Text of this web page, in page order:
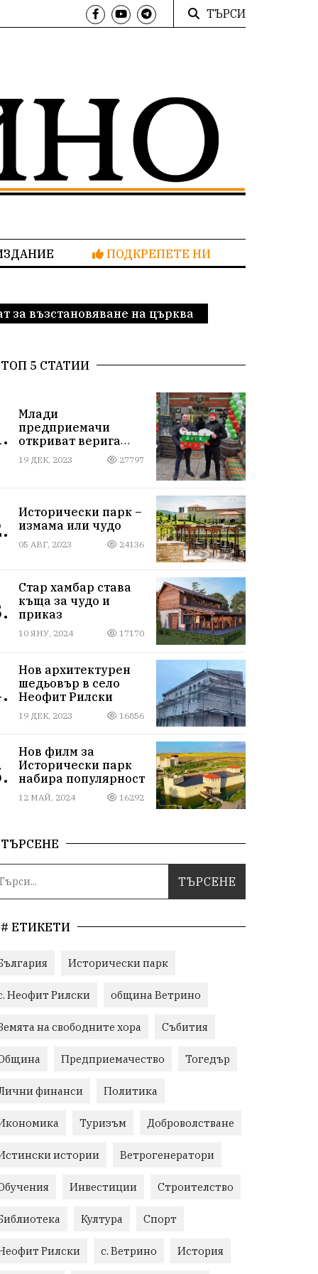
ТЪРСИ
ПОДКРЕПЕТЕ НИ
за възстановяване на църква
ТОП 5 СТАТИИ
Млади
предприемачи
откриват верига
магазини за
български стоки
19 ДЕК, 2023 27797
Исторически парк –
измама или чудо
05 АВГ, 2023 24136
Стар хамбар става
къща за чудо и
приказ
10 ЯНУ, 2024 17170
Нов архитектурен
шедьовър в село
Неофит Рилски
19 ДЕК, 2023 16856
Нов филм за
Исторически парк
набира популярност
12 МАЙ, 2024 16292
ТЪРСЕНЕ
# ЕТИКЕТИ
Исторически парк
Неофит Рилски община Ветрино
на свободните хора Събития
Предприемачество Тогедър
финанси Политика
Туризъм Доброволстване
истории Ветрогенератори
Инвестиции Строителство
Култура Спорт
Рилски с. Ветрино История